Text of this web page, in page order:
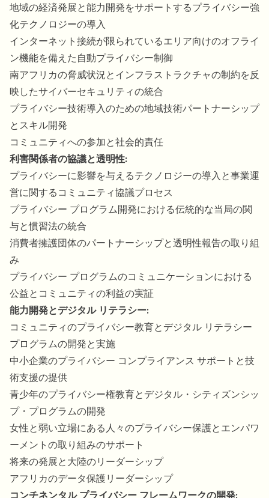
地域の経済発展と能力開発をサポートするプライバシー強
化テクノロジーの導入
インターネット接続が限られているエリア向けのオフライ
ン機能を備えた自動プライバシー制御
南アフリカの脅威状況とインフラストラクチャの制約を反
映したサイバーセキュリティの統合
プライバシー技術導入のための地域技術パートナーシップ
とスキル開発
コミュニティへの参加と社会的責任
利害関係者の協議と透明性:
プライバシーに影響を与えるテクノロジーの導入と事業運
営に関するコミュニティ協議プロセス
プライバシー プログラム開発における伝統的な当局の関
与と慣習法の統合
消費者擁護団体のパートナーシップと透明性報告の取り組
み
プライバシー プログラムのコミュニケーションにおける
公益とコミュニティの利益の実証
能力開発とデジタル リテラシー:
コミュニティのプライバシー教育とデジタル リテラシー
プログラムの開発と実施
中小企業のプライバシー コンプライアンス サポートと技
術支援の提供
青少年のプライバシー権教育とデジタル・シティズンシッ
プ・プログラムの開発
女性と弱い立場にある人々のプライバシー保護とエンパワ
ーメントの取り組みのサポート
将来の発展と大陸のリーダーシップ
アフリカのデータ保護リーダーシップ
コンチネンタル プライバシー フレームワークの開発: